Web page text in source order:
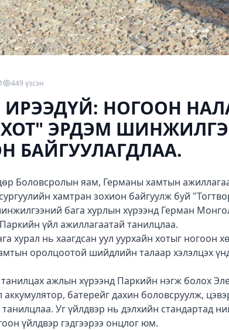
449 үзсэн
ИРЭЭДҮЙ: НОГООН
ЭРДЭМ
БАЙГУУЛАГДЛАА.
Боловсролын яам, Германы хамтын
хамтран зохион байгуулж буй
бага хурлын хүрээнд Герман
үйл ажиллагаатай танилцлаа.
хурал нь хаагдсан уул уурхайн хотыг ногоон
оролцоотой шийдлийн талаар хэлэлцэх
ажлын хүрээнд Паркийн нэгж болох
батерейг дахин боловсруулж,
Уг үйлдвэр нь дэлхийн стандартад
үйлдвэр гэдгээрээ онцлог юм.